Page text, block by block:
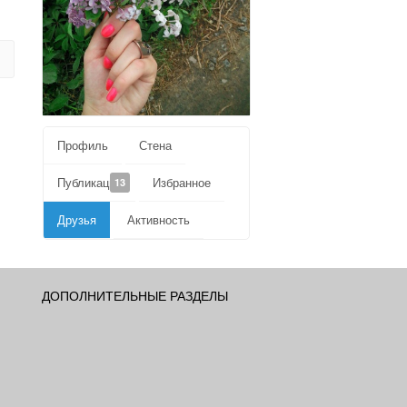
Профиль Стена
Публикации13 Избранное
Друзья Активность
ДОПОЛНИТЕЛЬНЫЕ РАЗДЕЛЫ